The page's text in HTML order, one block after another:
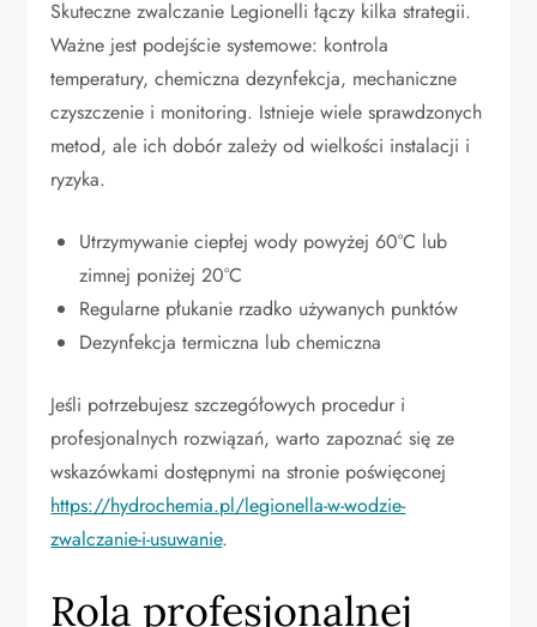
Skuteczne zwalczanie Legionelli łączy kilka strategii.
Ważne jest podejście systemowe: kontrola
temperatury, chemiczna dezynfekcja, mechaniczne
czyszczenie i monitoring. Istnieje wiele sprawdzonych
metod, ale ich dobór zależy od wielkości instalacji i
ryzyka.
Utrzymywanie ciepłej wody powyżej 60°C lub
zimnej poniżej 20°C
Regularne płukanie rzadko używanych punktów
Dezynfekcja termiczna lub chemiczna
Jeśli potrzebujesz szczegółowych procedur i
profesjonalnych rozwiązań, warto zapoznać się ze
wskazówkami dostępnymi na stronie poświęconej
https://hydrochemia.pl/legionella-w-wodzie-
zwalczanie-i-usuwanie.
Rola profesjonalnej